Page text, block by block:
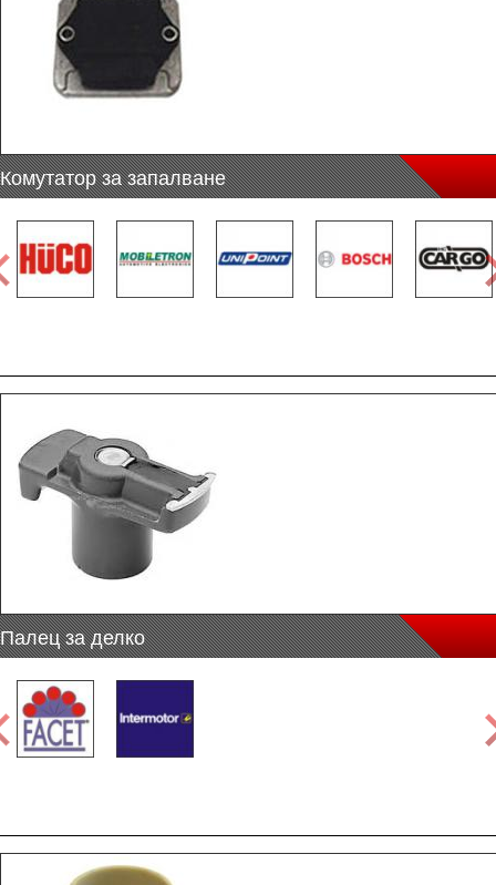
Комутатор за запалване
Палец за делко